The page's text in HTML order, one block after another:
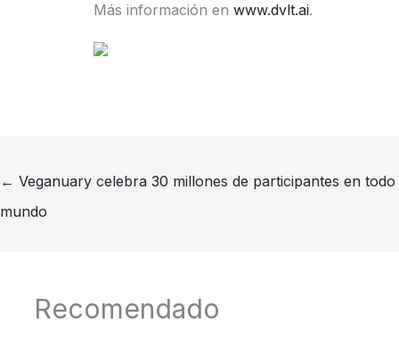
Más información en www.dvlt.ai.
← Veganuary celebra 30 millones de participantes en todo
mundo
Recomendado